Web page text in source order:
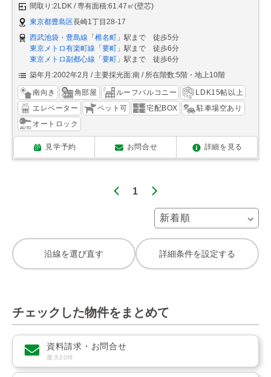
間取り:2LDK
専有面積:61.47㎡(壁芯)
東京都豊島区長崎1丁目28-17
西武池袋・豊島線 「 椎名町 」駅まで 徒歩5分
東京メトロ有楽町線 「 要町 」駅まで 徒歩6分
東京メトロ副都心線 「 要町 」駅まで 徒歩6分
築年月:2002年2月
主要採光面:南 所在階数:5階・地上10階
南向き 角部屋 ルーフバルコニー
LDK15帖以上
エレベーター
ペット可 宅配BOX
駐車場空あり
オートロック
見学予約 お問合せ 詳細を見る
1
沿線を選び直す 詳細条件を設定する
チェックした物件をまとめて
資料請求・お問合せ
最大20件